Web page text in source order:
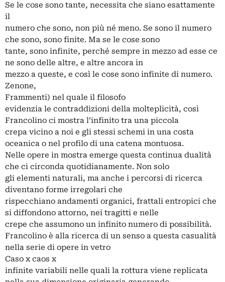
Se le cose sono tante, necessita che siano esattamente
il
numero che sono, non più né meno. Se sono il numero
che sono, sono finite. Ma se le cose sono
tante, sono infinite, perché sempre in mezzo ad esse ce
ne sono delle altre, e altre ancora in
mezzo a queste, e così le cose sono infinite di numero.
Zenone,
Frammenti) nel quale il filosofo
evidenzia le contraddizioni della molteplicità, così
Francolino ci mostra l’infinito tra una piccola
crepa vicino a noi e gli stessi schemi in una costa
oceanica o nel profilo di una catena montuosa.
Nelle opere in mostra emerge questa continua dualità
che ci circonda quotidianamente. Non solo
gli elementi naturali, ma anche i percorsi di ricerca
diventano forme irregolari che
rispecchiano andamenti organici, frattali entropici che
si diffondono attorno, nei tragitti e nelle
crepe che assumono un infinito numero di possibilità.
Francolino è alla ricerca di un senso a questa casualità
nella serie di opere in vetro
Caso x caos x
infinite variabili nelle quali la rottura viene replicata